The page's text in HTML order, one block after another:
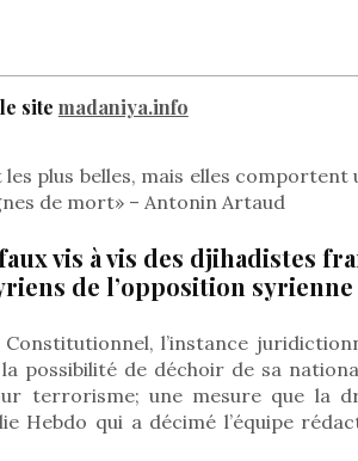
site madaniya.info
plus belles, mais elles comportent
de mort» – Antonin Artaud
vis à vis des djihadistes
de l’opposition
Constitutionnel, l’instance
possibilité de déchoir de sa
terrorisme; une mesure que la
Hebdo qui a décimé l’équipe